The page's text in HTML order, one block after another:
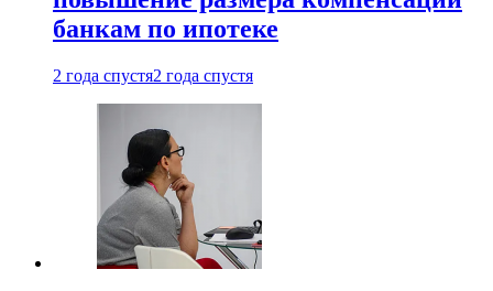
банкам по ипотеке
2 года спустя2 года спустя